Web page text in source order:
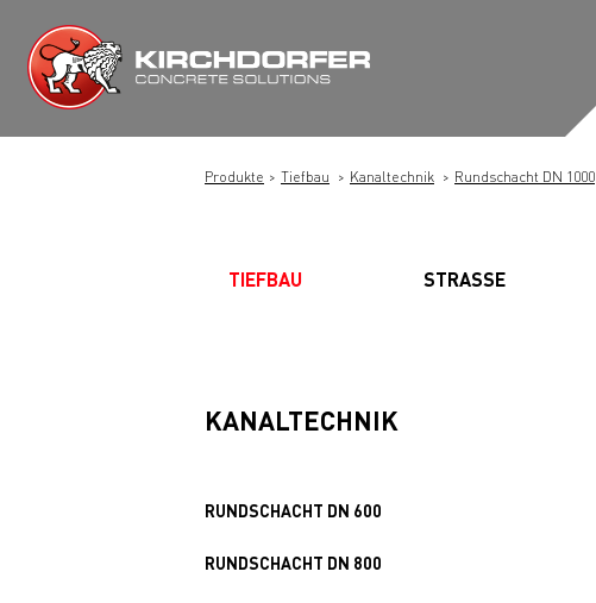
Inhalt
springen
Produkte Tiefbau Kanaltechnik Rundschacht DN 1000
TIEFBAU STRASSE
KANALTECHNIK
RUNDSCHACHT DN 600
RUNDSCHACHT DN 800